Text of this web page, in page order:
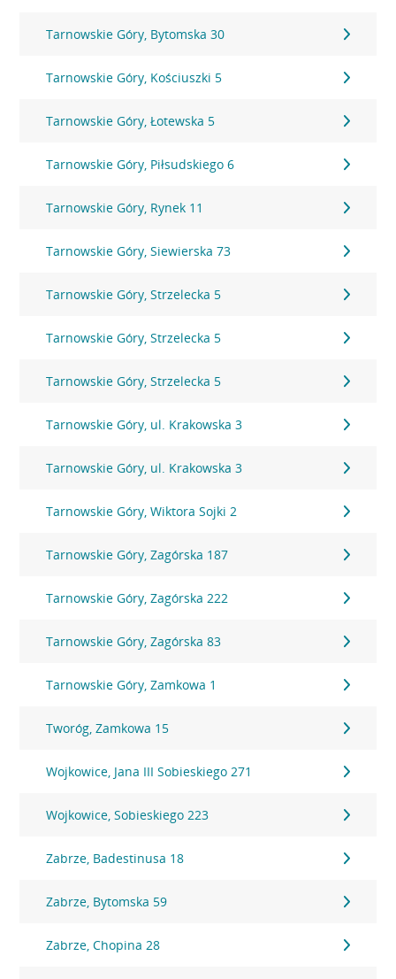
Tarnowskie Góry, Bytomska 30
Tarnowskie Góry, Kościuszki 5
Tarnowskie Góry, Łotewska 5
Tarnowskie Góry, Piłsudskiego 6
Tarnowskie Góry, Rynek 11
Tarnowskie Góry, Siewierska 73
Tarnowskie Góry, Strzelecka 5
Tarnowskie Góry, Strzelecka 5
Tarnowskie Góry, Strzelecka 5
Tarnowskie Góry, ul. Krakowska 3
Tarnowskie Góry, ul. Krakowska 3
Tarnowskie Góry, Wiktora Sojki 2
Tarnowskie Góry, Zagórska 187
Tarnowskie Góry, Zagórska 222
Tarnowskie Góry, Zagórska 83
Tarnowskie Góry, Zamkowa 1
Tworóg, Zamkowa 15
Wojkowice, Jana III Sobieskiego 271
Wojkowice, Sobieskiego 223
Zabrze, Badestinusa 18
Zabrze, Bytomska 59
Zabrze, Chopina 28